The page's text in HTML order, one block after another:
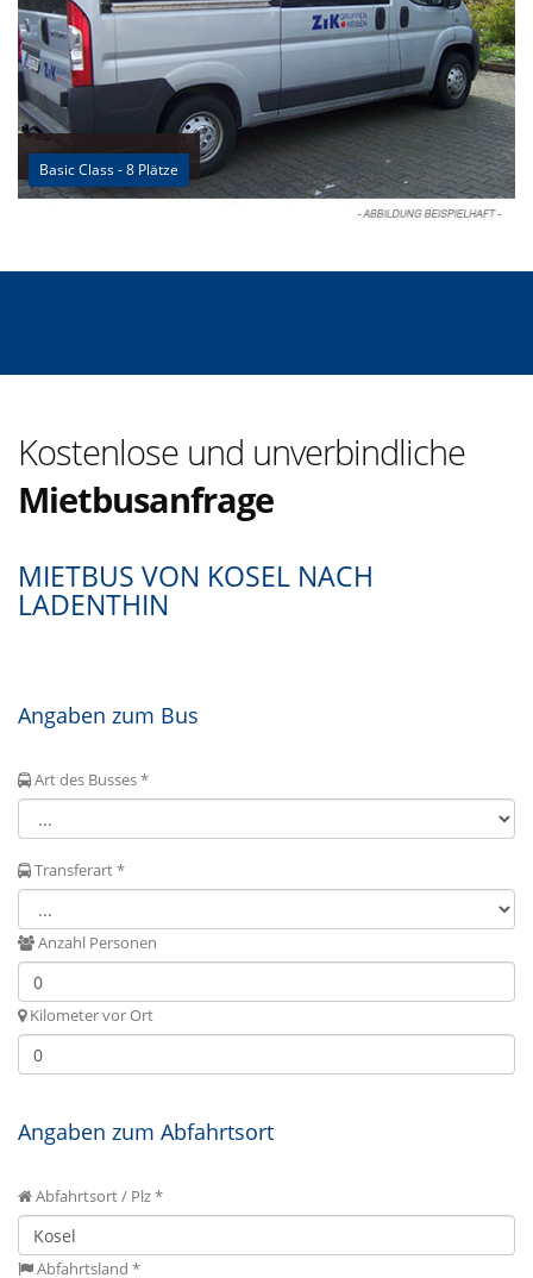
Basic Class - 8 Plätze
Kostenlose und unverbindliche
Mietbusanfrage
MIETBUS VON KOSEL NACH
LADENTHIN
Angaben zum Bus
Art des Busses *
Transferart *
Anzahl Personen
Kilometer vor Ort
Angaben zum Abfahrtsort
Abfahrtsort / Plz *
Abfahrtsland *